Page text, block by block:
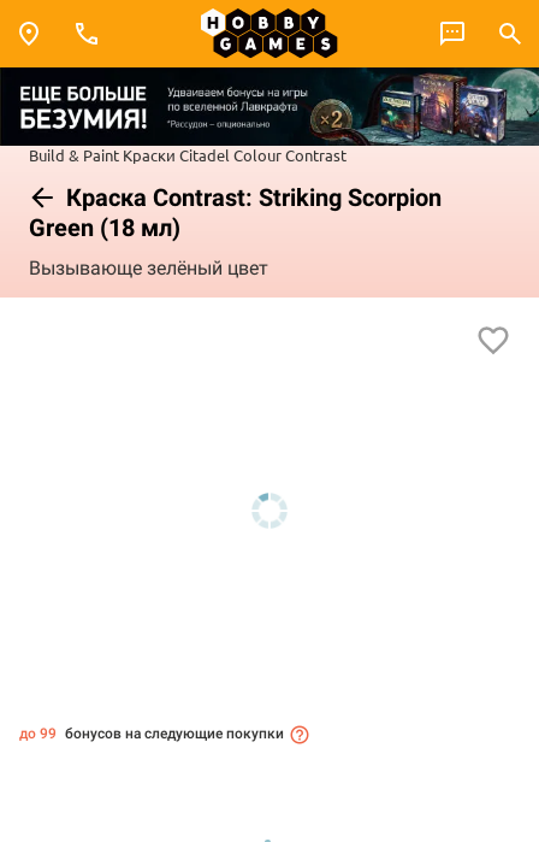
Build & Paint Краски Citadel ColourContrast
Краска Сontrast: Striking Scorpion
Green (18 мл)
Вызывающе зелёный цвет
до 99 бонусов на следующие покупки